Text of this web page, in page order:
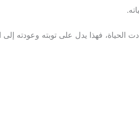
الحياة، فهذا يدل على توبته وعودته إلى